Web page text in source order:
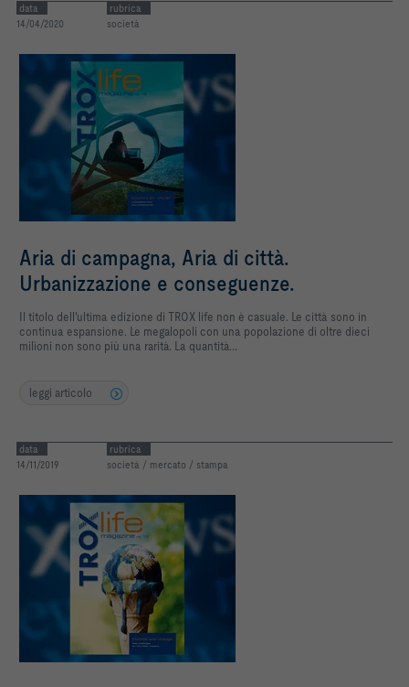
data
14/04/2020
rubrica
società
Aria di campagna, Aria di città.
Urbanizzazione e conseguenze.
Il titolo dell'ultima edizione di TROX life non è casuale. Le città sono in
continua espansione. Le megalopoli con una popolazione di oltre dieci
milioni non sono più una rarità. La quantità...
leggi articolo
data
14/11/2019
rubrica
società / mercato / stampa